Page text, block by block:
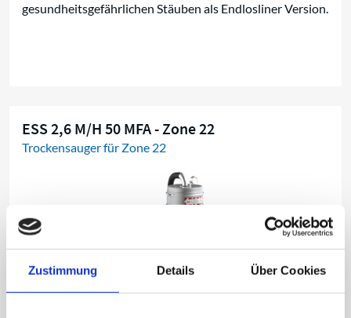
Zustimmung Details Über Cookies
gesundheitsgefährlichen Stäuben als Endlosliner Version.
ESS 2,6 M/H 50 MFA - Zone 22
Trockensauger für Zone 22